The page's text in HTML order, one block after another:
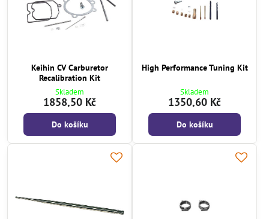
Keihin CV Carburetor
Recalibration Kit
Skladem
1858,50 Kč
Do košíku
High Performance Tuning Kit
Skladem
1350,60 Kč
Do košíku